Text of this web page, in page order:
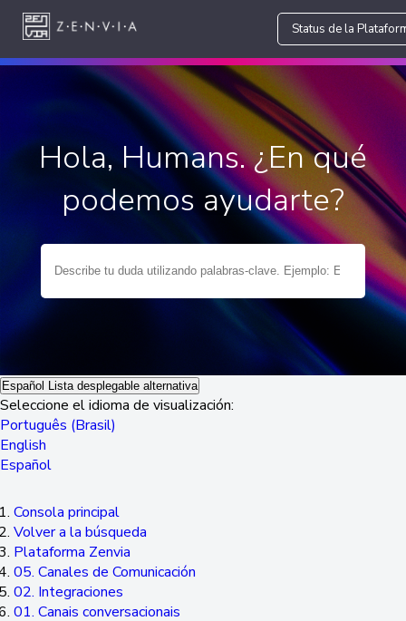
Status de la
Hola, Humans. ¿En qué
podemos ayudarte?
Español Lista desplegable alternativa
Seleccione el idioma de visualización:
Português (Brasil)
English
Español
Consola principal
Volver a la búsqueda
Plataforma Zenvia
05. Canales de Comunicación
02. Integraciones
01. Canais conversacionais